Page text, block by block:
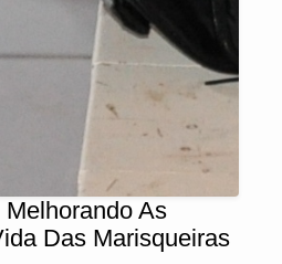
As
Das Marisqueiras